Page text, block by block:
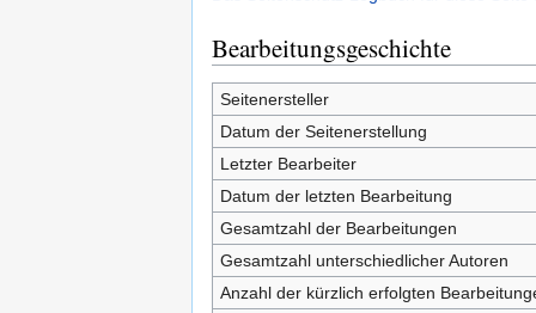
Bearbeitungsgeschichte
Seitenersteller
Datum der Seitenerstellung
Letzter Bearbeiter
Datum der letzten Bearbeitung
Gesamtzahl der Bearbeitungen
Gesamtzahl unterschiedlicher Autoren
Anzahl der kürzlich erfolgten